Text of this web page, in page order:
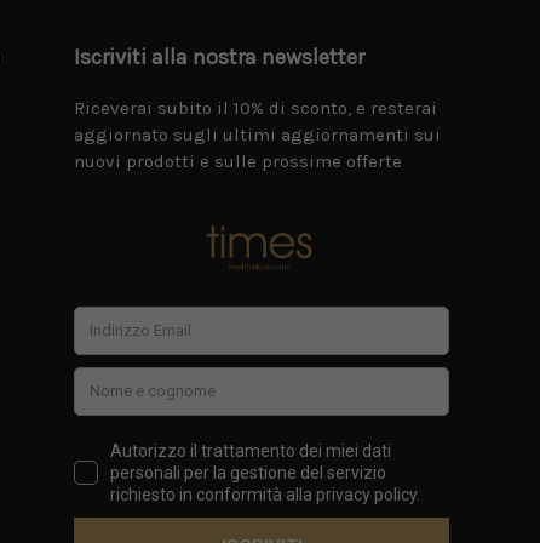
Iscriviti alla nostra newsletter
Riceverai subito il 10% di sconto, e resterai
aggiornato sugli ultimi aggiornamenti sui
nuovi prodotti e sulle prossime offerte